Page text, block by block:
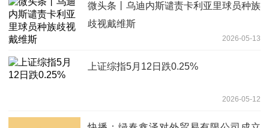
微头条丨乌迪内斯谴责卡利亚里球员种族
歧视戴维斯
2026-05-13
上证综指5月12日跌0.25%
2026-05-12